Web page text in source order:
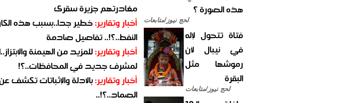
هذه الصورة ؟
لحج نيوز/متابعات
فتاة تتحول لإله
في نيبال لأن
رموشها مثل
البقرة
لحج نيوز/متابعات
مغادرتهم جزيرة سقرى
أخبار وتقارير:خطير جدا..بسبب هذه
النفط..؟!.. تفاصيل صادمة
أخبار وتقارير:للمزيد من الهيمنة
لمشرف جديد في المحافظات..؟!
أخبار وتقارير:بالادلة والإثباتات
الصماد..؟!..